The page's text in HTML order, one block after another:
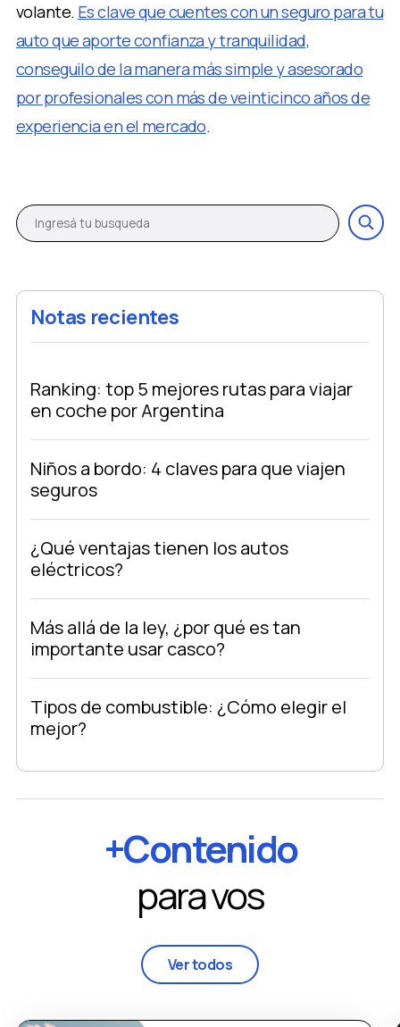
volante. Es clave que cuentes con un seguro para tu
auto que aporte confianza y tranquilidad,
conseguilo de la manera más simple y asesorado
por profesionales con más de veinticinco años de
experiencia en el mercado.
Notas recientes
Ranking: top 5 mejores rutas para viajar
en coche por Argentina
Niños a bordo: 4 claves para que viajen
seguros
¿Qué ventajas tienen los autos
eléctricos?
Más allá de la ley, ¿por qué es tan
importante usar casco?
Tipos de combustible: ¿Cómo elegir el
mejor?
+Contenido
para vos
Ver todos